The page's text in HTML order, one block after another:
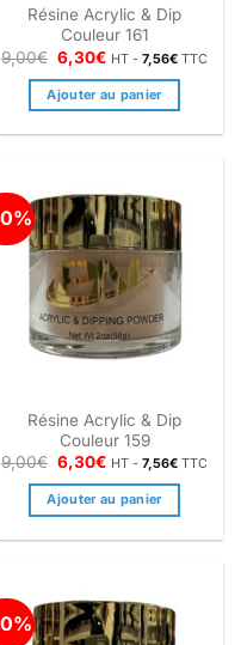
Résine Acrylic & Dip
Couleur 161
9,00€ Le
prix
initial
était :
6,30€Le
actuel
est :
HT -7,56€ TTC
Ajouter au panier
Résine Acrylic & Dip
Couleur 159
9,00€ Le
prix
initial
était :
9,00€.
6,30€Le
actuel
est :
6,30€.
HT -7,56€ TTC
Ajouter au panier